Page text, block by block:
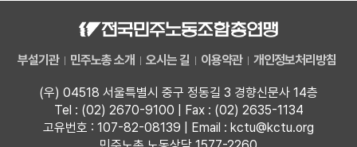
부설기관 민주노총 소개 오시는 길 이용약관 개인정보처리방침
(우) 04518 서울특별시 중구 정동길 3 경향신문사 14층
Tel : (02) 2670-9100 | Fax : (02) 2635-1134
고유번호 : 107-82-08139 | Email : kctu@kctu.org